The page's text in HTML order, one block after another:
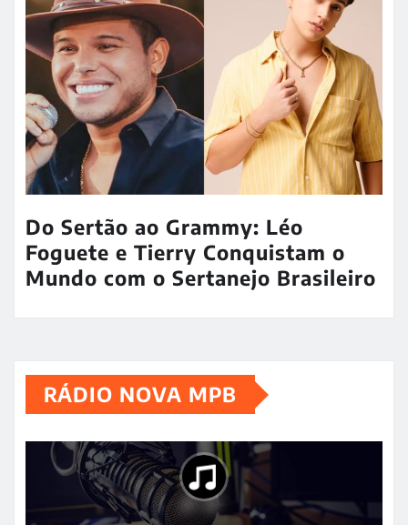
Do Sertão ao Grammy: Léo
Foguete e Tierry Conquistam o
Mundo com o Sertanejo Brasileiro
RÁDIO NOVA MPB